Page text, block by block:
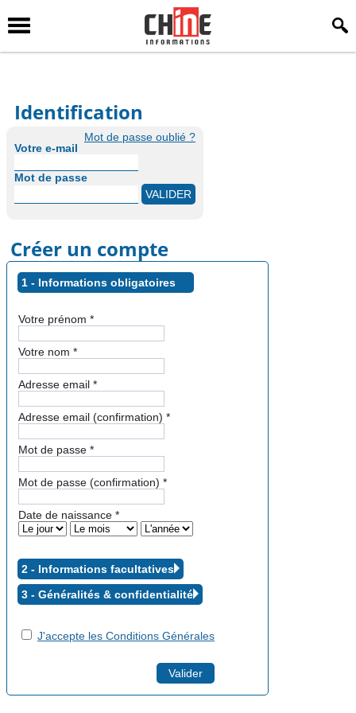
Identification
Mot de passe oublié ?
Votre e-mail
Mot de passe
Créer un compte
1 - Informations obligatoires
Votre prénom *
Votre nom *
Adresse email *
Adresse email (confirmation) *
Mot de passe *
Mot de passe (confirmation) *
Date de naissance *
2 - Informations facultatives
3 - Généralités & confidentialité
J'accepte les Conditions Générales